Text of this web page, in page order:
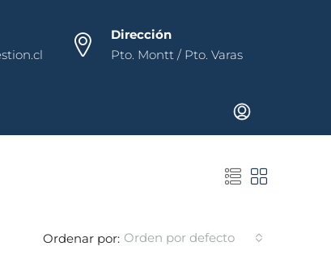
Dirección
Pto. Montt / Pto. Varas
Ordenar por: Orden por defecto